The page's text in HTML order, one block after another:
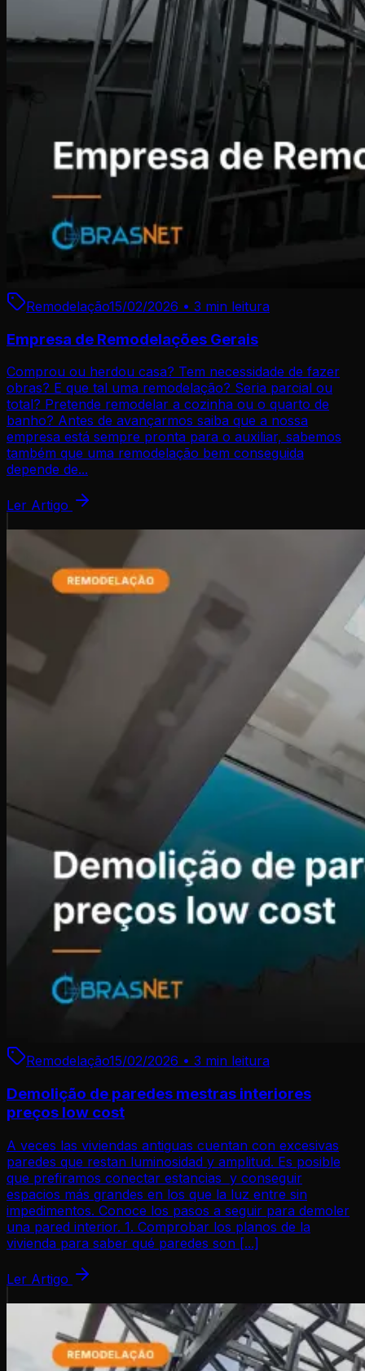
Remodelação15/02/2026 • 3 min leitura
Empresa de Remodelações Gerais
Comprou ou herdou casa? Tem necessidade de fazer
obras? E que tal uma remodelação? Seria parcial ou
total? Pretende remodelar a cozinha ou o quarto de
banho? Antes de avançarmos saiba que a nossa
empresa está sempre pronta para o auxiliar, sabemos
também que uma remodelação bem conseguida
depende de...
Ler Artigo
Remodelação15/02/2026 • 3 min leitura
Demolição de paredes mestras interiores
preços low cost
A veces las viviendas antiguas cuentan con excesivas
paredes que restan luminosidad y amplitud. Es posible
que prefiramos conectar estancias y conseguir
espacios más grandes en los que la luz entre sin
impedimentos. Conoce los pasos a seguir para demoler
una pared interior. 1. Comprobar los planos de la
vivienda para saber qué paredes son [...]
Ler Artigo